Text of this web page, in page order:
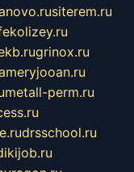
siterem.ru
grinox.ru
metall-perm.ru
drsschool.ru